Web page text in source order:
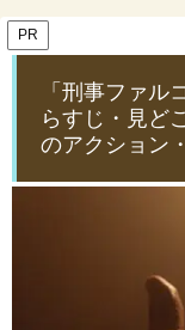
PR
「刑事ファル
らすじ・見ど
のアクション